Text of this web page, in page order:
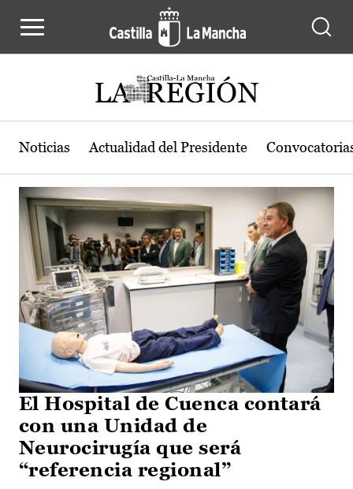
Actualidad de la región de Castilla-
Noticias Actualidad del Presidente
El Hospital de Cuenca contará
con una Unidad de
Neurocirugía que será
“referencia regional”